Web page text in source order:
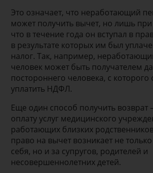
Это означает, что неработающий
может получить вычет, но лишь
что в течение года он вступал в
в результате которых им был
налог. Так, например,
человек может быть получателем
постороннего человека, с которого
уплатить НДФЛ.
Еще один способ получить возврат
оплату услуг медицинского
работающих близких
право на вычет возникает не
себя, но и за супругов, родителей и
несовершеннолетних детей.